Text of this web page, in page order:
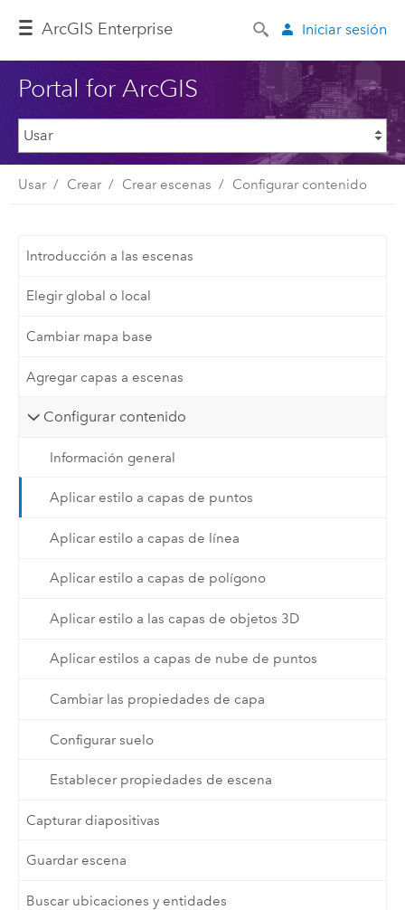
ArcGIS Enterprise Iniciar sesión
Portal for ArcGIS
Usar Crear Crear escenas Configurar contenido
Introducción a las escenas
Elegir global o local
Cambiar mapa base
Agregar capas a escenas
Configurar contenido
Información general
Aplicar estilo a capas de puntos
Aplicar estilo a capas de línea
Aplicar estilo a capas de polígono
Aplicar estilo a las capas de objetos 3D
Aplicar estilos a capas de nube de puntos
Cambiar las propiedades de capa
Configurar suelo
Establecer propiedades de escena
Capturar diapositivas
Guardar escena
Buscar ubicaciones y entidades